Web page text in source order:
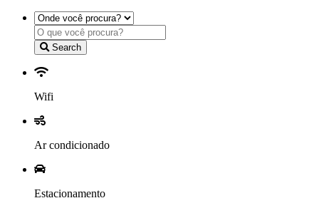
Search
Wifi
Ar condicionado
Estacionamento